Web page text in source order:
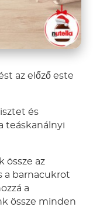
az előző este
és
teáskanálnyi
össze az
a barnacukrot
a
össze minden